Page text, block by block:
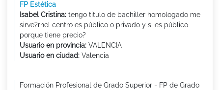
FP Estética
Isabel Cristina: tengo titulo de bachiller homologado me
sirve?rnel centro es público o privado y si es público
porque tiene precio?
Usuario en provincia: VALENCIA
Usuario en ciudad: Valencia
Formación Profesional de Grado Superior - FP de Grado